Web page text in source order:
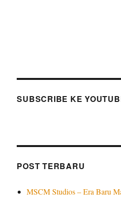
SUBSCRIBE KE
POST TERBARU
MSCM Studios – Era Baru